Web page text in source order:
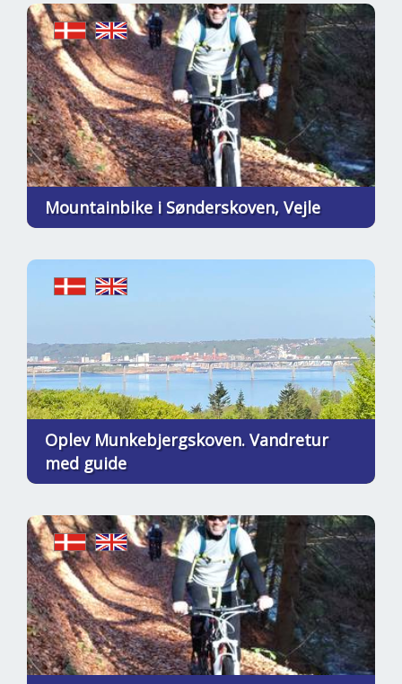
Mountainbike i Sønderskoven, Vejle
Oplev Munkebjergskoven. Vandretur
med guide